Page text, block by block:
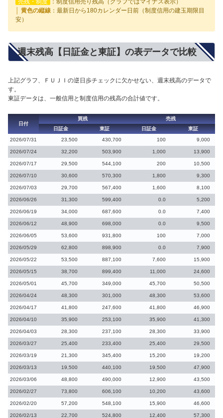
売残・制度
：制度信用売り残高（グラフではマイナス表示）
│ 黄色の縦線 ：最新日から180カレンダー日前（制度信用の建玉期限目
安）
週末残高【日証金と東証】の表データで比較
上記グラフ、ＦＵＪＩの逆日歩チェックに欠かせない、週末残高のデータで
す。
東証データは、一般信用と制度信用の残高の合計値です。
日付
買残
売残
日証金
東証 日証金
東証
2026/07/31
23,500 430,700 100 9,000
2026/07/24 32,200 503,900 1,000 13,900
2026/07/17 29,500 544,100 200 10,500
2026/07/10 30,600 570,300 1,800 9,300
2026/07/03 29,700 567,400 1,600 8,100
2026/06/26 31,300 599,400 0.0 5,200
2026/06/19 34,000 687,600 0.0 7,400
2026/06/12 48,900 698,000 0.0 9,500
2026/06/05 53,600 931,800 100 7,000
2026/05/29 62,800 898,900 0.0 7,900
2026/05/22 53,500 887,100 7,600 15,900
2026/05/15 38,700 899,400 11,000 24,600
2026/05/01 45,700 349,000 45,700 50,500
2026/04/24 48,300 301,000 48,300 53,600
2026/04/17 41,800 247,600 41,800 46,900
2026/04/10 35,900 253,100 35,900 41,300
2026/04/03 28,300 237,100 28,300 33,900
2026/03/27 25,400 233,400 25,400 29,500
2026/03/19 21,300 345,400 15,200 19,200
2026/03/13 19,500 440,100 19,500 47,900
2026/03/06 48,800 490,000 12,900 43,500
2026/02/27 73,800 606,100 10,200 43,600
2026/02/20 57,200 548,100 15,900 46,600
2026/02/13 22,700 524,800 12,400 57,300